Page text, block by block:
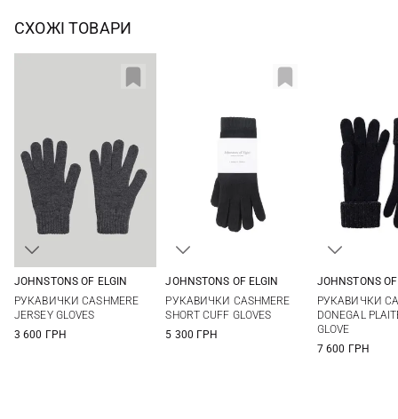
СХОЖІ ТОВАРИ
JOHNSTONS OF ELGIN
РУКАВИЧКИ CASHMERE
JERSEY GLOVES
3 600 ГРН
JOHNSTONS OF ELGIN
РУКАВИЧКИ CASHMERE
SHORT CUFF GLOVES
5 300 ГРН
JOHNSTONS
РУКАВИЧКИ
DONEGAL
GLOVE
7 600 ГРН